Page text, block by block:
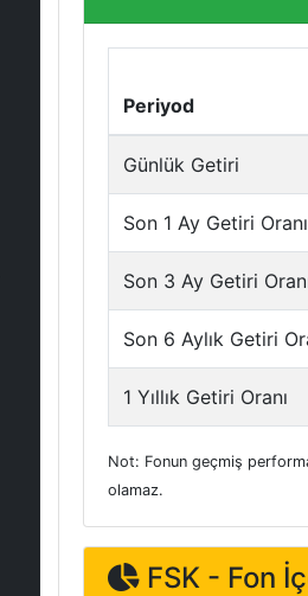
Periyod
Günlük Getiri
Son 1 Ay Getiri Oranı
Son 3 Ay Getiri
Son 6 Aylık Getiri
1 Yıllık Getiri Oranı
Not: Fonun geçmiş
olamaz.
FSK - Fon